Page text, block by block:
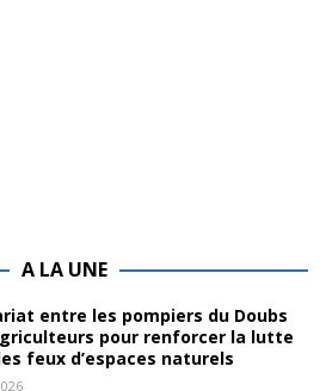
A LA UNE
entre les pompiers du Doubs
pour renforcer la lutte
feux d’espaces naturels